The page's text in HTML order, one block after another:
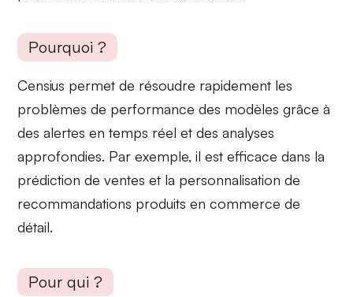
Pourquoi ?
Censius permet de résoudre rapidement les
problèmes de performance des modèles grâce à
des alertes en temps réel et des analyses
approfondies. Par exemple, il est efficace dans la
prédiction de ventes et la personnalisation de
recommandations produits encommerce de
détail.
Pour qui ?